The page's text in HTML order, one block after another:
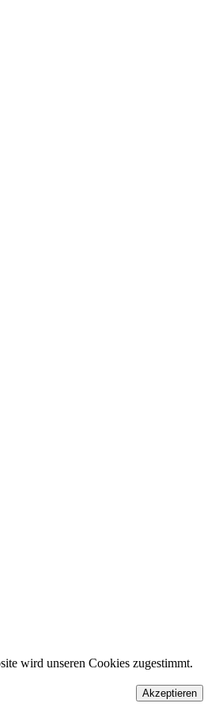
wird unseren Cookies zugestimmt.
Akzeptieren